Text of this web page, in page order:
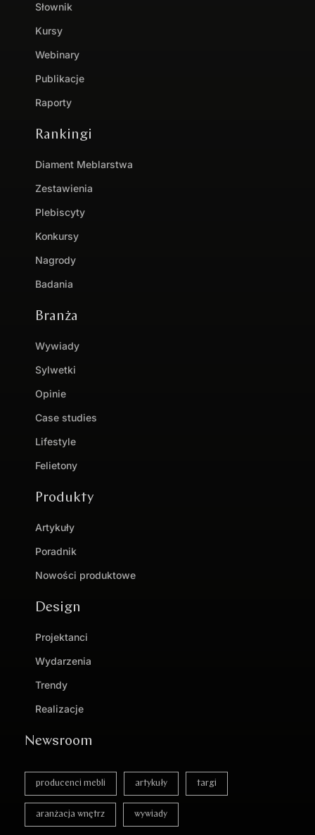
Słownik
Kursy
Webinary
Publikacje
Raporty
Rankingi
Diament Meblarstwa
Zestawienia
Plebiscyty
Konkursy
Nagrody
Badania
Branża
Wywiady
Sylwetki
Opinie
Case studies
Lifestyle
Felietony
Produkty
Artykuły
Poradnik
Nowości produktowe
Design
Projektanci
Wydarzenia
Trendy
Realizacje
Newsroom
producenci mebli artykuły targi
aranżacja wnętrz wywiady